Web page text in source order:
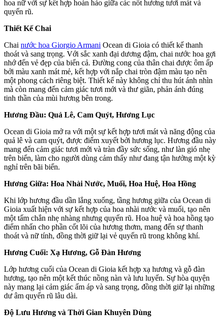
hoa nữ với sự kết hợp hoàn hảo giữa các nốt hương tươi mát và
quyến rũ.
Thiết Kế Chai
Chai nước hoa Giorgio Armani Ocean di Gioia có thiết kế thanh
thoát và sang trọng. Với sắc xanh đại dương đậm, chai nước hoa gợi
nhớ đến vẻ đẹp của biển cả. Đường cong của thân chai được ôm ấp
bởi màu xanh mát mẻ, kết hợp với nắp chai tròn đậm màu tạo nên
một phong cách riêng biệt. Thiết kế này không chỉ thu hút ánh nhìn
mà còn mang đến cảm giác tươi mới và thư giãn, phản ánh đúng
tinh thần của mùi hương bên trong.
Hương Đầu: Quả Lê, Cam Quýt, Hương Lục
Ocean di Gioia mở ra với một sự kết hợp tươi mát và năng động của
quả lê và cam quýt, được điểm xuyết bởi hương lục. Hương đầu này
mang đến cảm giác tươi mới và tràn đầy sức sống, như làn gió nhẹ
trên biển, làm cho người dùng cảm thấy như đang tận hưởng một kỳ
nghỉ trên bãi biển.
Hương Giữa: Hoa Nhài Nước, Muối, Hoa Huệ, Hoa Hồng
Khi lớp hương đầu dần lắng xuống, tầng hương giữa của Ocean di
Gioia xuất hiện với sự kết hợp của hoa nhài nước và muối, tạo nên
một tấm chắn nhẹ nhàng nhưng quyến rũ. Hoa huệ và hoa hồng tạo
điểm nhấn cho phần cốt lõi của hương thơm, mang đến sự thanh
thoát và nữ tính, đồng thời giữ lại vẻ quyến rũ trong không khí.
Hương Cuối: Xạ Hương, Gỗ Đàn Hương
Lớp hương cuối của Ocean di Gioia kết hợp xạ hương và gỗ đàn
hương, tạo nên một kết thúc nồng nàn và lưu luyến. Sự hòa quyện
này mang lại cảm giác ấm áp và sang trọng, đồng thời giữ lại những
dư âm quyến rũ lâu dài.
Độ Lưu Hương và Thời Gian Khuyên Dùng